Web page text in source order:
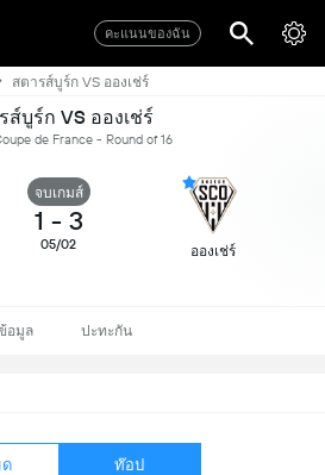
คะแนนของฉัน
สตารส์บูร์ก VS อองเช่ร์
ส์บูร์ก VS อองเช่ร์
de France - Round of 16
จบเกมส์
1 - 3
05/02 อองเช่ร์
อมูล ปะทะกัน
ท๊อป